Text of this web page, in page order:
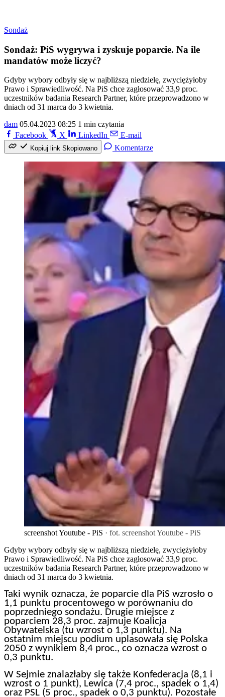
Sondaż
Sondaż: PiS wygrywa i zyskuje poparcie. Na ile
mandatów może liczyć?
Gdyby wybory odbyły się w najbliższą niedzielę, zwyciężyłoby
Prawo i Sprawiedliwość. Na PiS chce zagłosować 33,9 proc.
uczestników badania Research Partner, które przeprowadzono w
dniach od 31 marca do 3 kwietnia.
dam 05.04.2023 08:25 1 min czytania
Facebook
X LinkedIn E-mail
Kopiuj link Skopiowano Komentarze
screenshot Youtube - PiS · fot. screenshot Youtube - PiS
Gdyby wybory odbyły się w najbliższą niedzielę, zwyciężyłoby
Prawo i Sprawiedliwość. Na PiS chce zagłosować 33,9 proc.
uczestników badania Research Partner, które przeprowadzono w
dniach od 31 marca do 3 kwietnia.
Taki wynik oznacza, że poparcie dla PiS wzrosło o
1,1 punktu procentowego w porównaniu do
poprzedniego sondażu. Drugie miejsce z
poparciem 28,3 proc. zajmuje Koalicja
Obywatelska (tu wzrost o 1,3 punktu). Na
ostatnim miejscu podium uplasowała się Polska
2050 z wynikiem 8,4 proc., co oznacza wzrost o
0,3 punktu.
W Sejmie znalazłaby się także Konfederacja (8,1 i
wzrost o 1 punkt), Lewica (7,4 proc., spadek o 1,4)
oraz PSL (5 proc., spadek o 0,3 punktu). Pozostałe